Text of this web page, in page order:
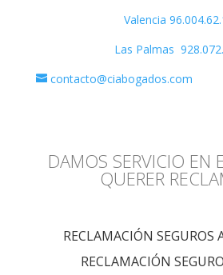
Valencia
Las Palmas
contacto@ciabogados.com
DAMOS SERVICIO EN
QUERER
RECLAMACIÓN
RECLAMACIÓN